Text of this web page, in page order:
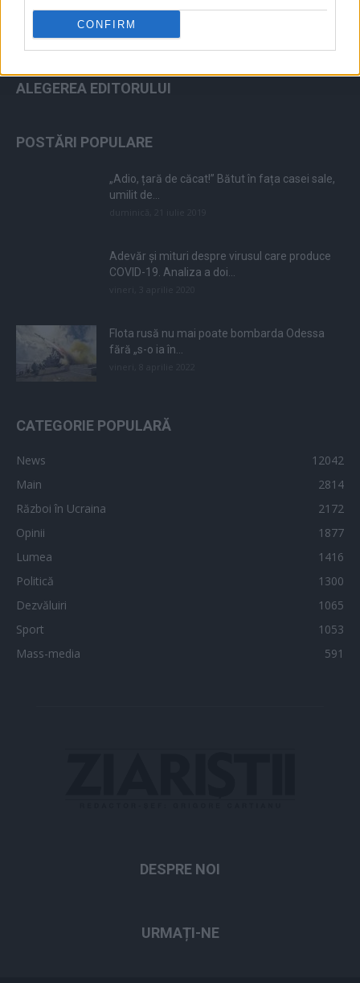
CONFIRM
ALEGEREA EDITORULUI
POSTĂRI POPULARE
„Adio, țară de căcat!” Bătut în fața casei sale,
umilit de...
Adevăr și mituri despre virusul care produce
COVID-19. Analiza a doi...
Flota rusă nu mai poate bombarda Odessa
fără „s-o ia în...
CATEGORIE POPULARĂ
News
12042
Main
2814
Război în Ucraina
2172
Opinii
1877
Lumea
1416
Politică
1300
Dezvăluiri
1065
Sport
1053
Mass-media
591
DESPRE NOI
URMAȚI-NE